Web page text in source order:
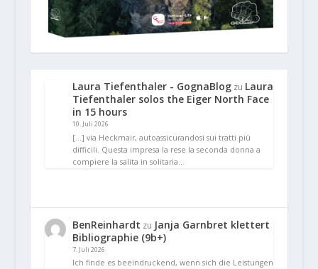
Laura Tiefenthaler - GognaBlogzu Laura
Tiefenthaler solos the Eiger North Face
in 15 hours
10. Juli 2026
[…] via Heckmair, autoassicurandosi sui tratti più
difficili. Questa impresa la rese la seconda donna a
compiere la salita in solitaria…
BenReinhardt zu Janja Garnbret klettert
Bibliographie (9b+)
7. Juli 2026
Ich finde es beeindruckend, wenn sich die Leistungen